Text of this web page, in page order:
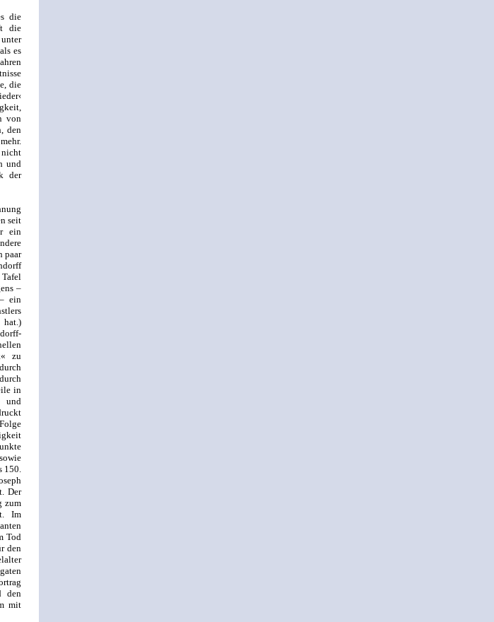
die
die
es
die
von
den
nicht
und
der
seit
ein
paar
–
ein
hat.)
zu
in
und
150.
Der
zum
Im
Tod
den
den
mit